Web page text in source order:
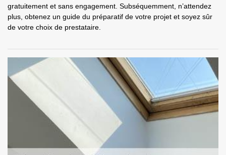
gratuitement et sans engagement. Subséquemment, n’attendez
plus, obtenez un guide du préparatif de votre projet et soyez sûr
de votre choix de prestataire.